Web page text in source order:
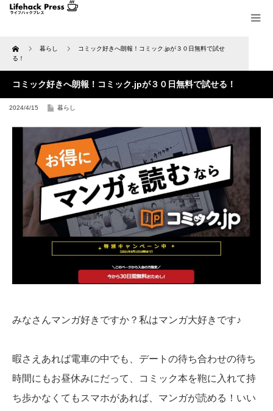
Home 暮らし
コミック好きへ朗報！コミック.jpが３０日無料で試せ
る！
コミック好きへ朗報！コミック.jpが３０日無料で試せる！
2024/4/15 暮らし
みなさんマンガ好きですか？私はマンガ大好きです♪
暇さえあれば電車の中でも、デートの待ち合わせの待ち
時間にもお昼休みにだって、コミック本を鞄に入れて持
ち歩かなくてもスマホがあれば、マンガが読める！いい